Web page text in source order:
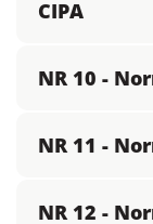
CIPA
NR 10 -
NR 11 -
NR 12 -